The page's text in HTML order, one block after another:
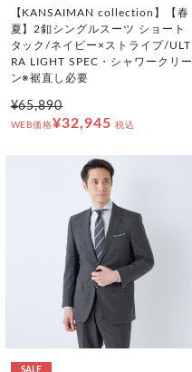
【KANSAIMAN collection】【春
夏】2釦シングルスーツ ショート
タック/ネイビー×ストライプ/ULT
RA LIGHT SPEC・シャワークリー
ン※裾直し必要
¥65,890
WEB価格¥32,945 税込